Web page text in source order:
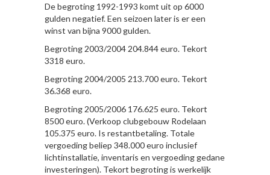
De begroting 1992-1993 komt uit op 6000
gulden negatief. Een seizoen later is er een
winst van bijna 9000 gulden.
Begroting 2003/2004 204.844 euro. Tekort
3318 euro.
Begroting 2004/2005 213.700 euro. Tekort
36.368 euro.
Begroting 2005/2006 176.625 euro. Tekort
8500 euro. (Verkoop clubgebouw Rodelaan
105.375 euro. Is restantbetaling. Totale
vergoeding beliep 348.000 euro inclusief
lichtinstallatie, inventaris en vergoeding gedane
investeringen). Tekort begroting is werkelijk